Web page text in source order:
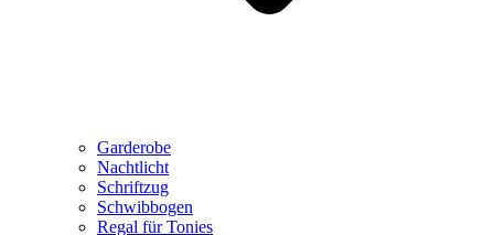
Garderobe
Nachtlicht
Schriftzug
Schwibbogen
Regal für Tonies